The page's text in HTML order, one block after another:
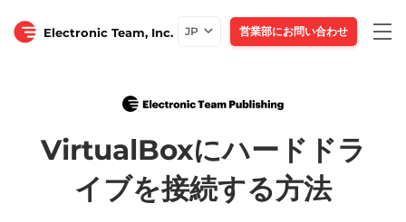
Electronic Team, Inc. JP 営業部にお問い合わせ
VirtualBoxにハードドラ
イブを接続する方法